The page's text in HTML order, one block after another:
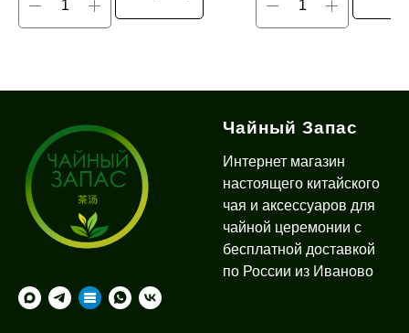
Чайный Запас
Интернет магазин
настоящего китайского
чая и аксессуаров для
чайной церемонии с
бесплатной доставкой
по России из Иваново